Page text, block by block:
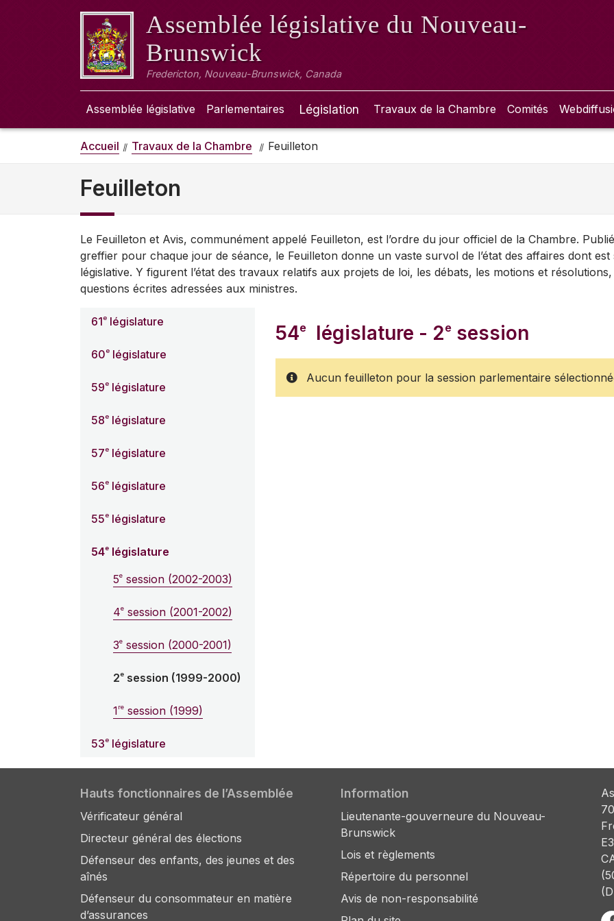
Assemblée législative du Nouveau-
Brunswick
Fredericton, Nouveau-Brunswick, Canada
Assemblée législative Parlementaires Législation Travaux de la Chambre Comités
Accueil Travaux de la Chambre Feuilleton
Feuilleton
Le Feuilleton et Avis, communément appelé Feuilleton, est l’ordre du jour officiel de la Chambre.
greffier pour chaque jour de séance, le Feuilleton donne un vaste survol de l’état des affaires dont est
législative. Y figurent l’état des travaux relatifs aux projets de loi, les débats, les motions et
questions écrites adressées aux ministres.
61e législature
60e législature
59e législature
58e législature
57e législature
56e législature
55e législature
54e législature
5e session (2002-2003)
4e session (2001-2002)
3e session (2000-2001)
2e session (1999-2000)
1re session (1999)
53e législature
54e législature - 2e session
Aucun feuilleton pour la session parlementaire
Hauts fonctionnaires de l’Assemblée
Vérificateur général
Directeur général des élections
Défenseur des enfants, des jeunes et des
aînés
Défenseur du consommateur en matière
d’assurances
Information
Lieutenante-gouverneure du Nouveau-
Brunswick
Lois et règlements
Répertoire du personnel
Avis de non-responsabilité